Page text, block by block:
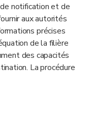
notification et de
aux autorités
précises
de la filière
des capacités
La procédure